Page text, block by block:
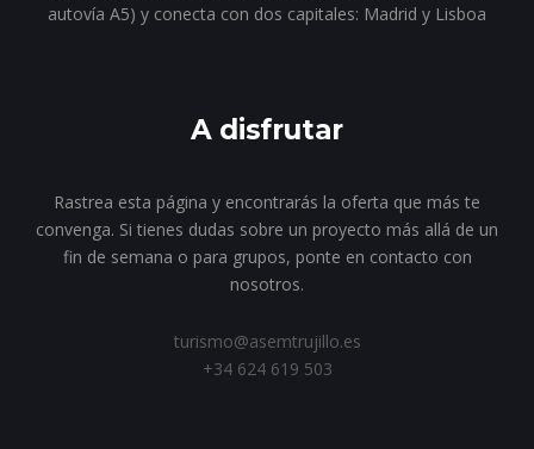
autovía A5) y conecta con dos capitales: Madrid y Lisboa
A disfrutar
Rastrea esta página y encontrarás la oferta que más te
convenga. Si tienes dudas sobre un proyecto más allá de un
fin de semana o para grupos, ponte en contacto con
nosotros.
turismo@asemtrujillo.es
+34 624 619 503